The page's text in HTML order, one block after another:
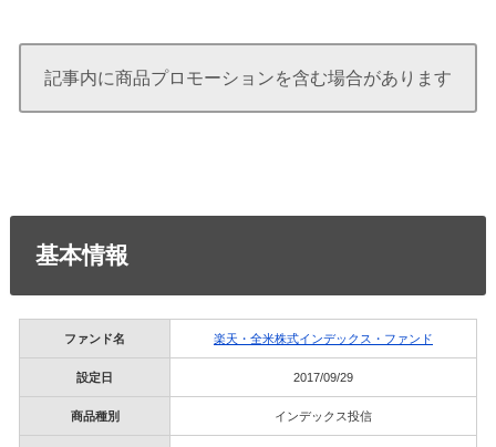
記事内に商品プロモーションを含む場合があります
基本情報
ファンド名 楽天・全米株式インデックス・ファンド
設定日 2017/09/29
商品種別 インデックス投信